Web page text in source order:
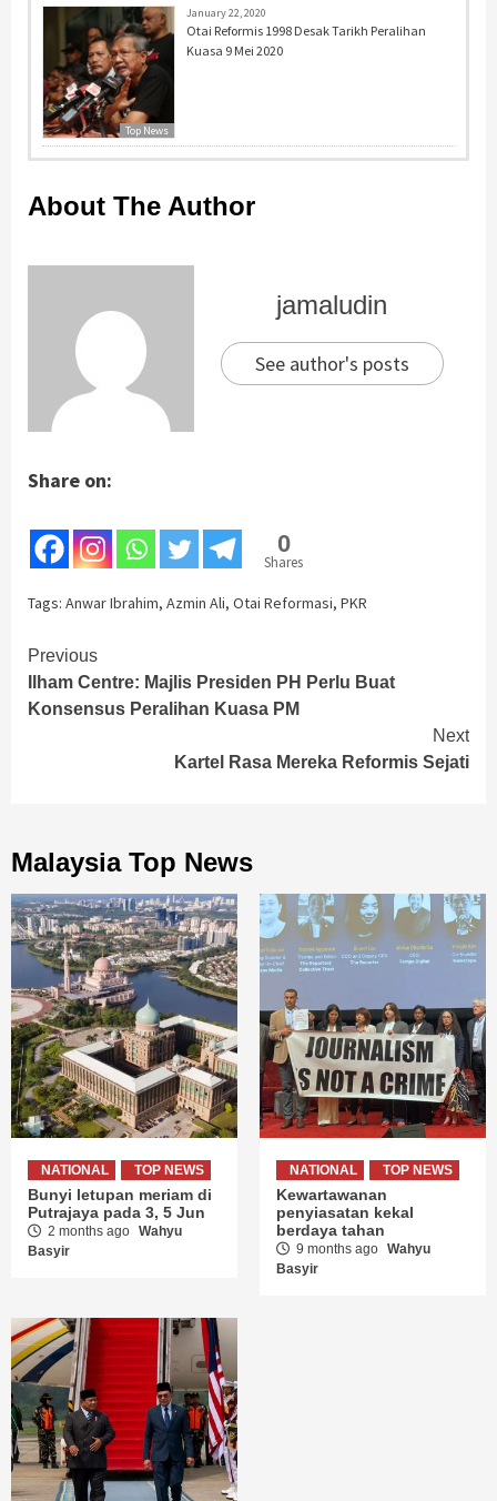
Top News
January 22, 2020
Otai Reformis 1998 Desak Tarikh Peralihan
Kuasa 9 Mei 2020
About The Author
jamaludin
See author's posts
Share on:
0
Shares
Tags: Anwar Ibrahim, Azmin Ali, Otai Reformasi, PKR
Continue
Reading
Previous
Ilham Centre: Majlis Presiden PH Perlu Buat
Konsensus Peralihan Kuasa PM
Next
Kartel Rasa Mereka Reformis Sejati
Malaysia Top News
NATIONAL TOP NEWS
Bunyi letupan meriam di
Putrajaya pada 3, 5 Jun
2 months ago Wahyu
Basyir
NATIONAL TOP NEWS
Kewartawanan
penyiasatan kekal
berdaya tahan
9 months ago Wahyu
Basyir